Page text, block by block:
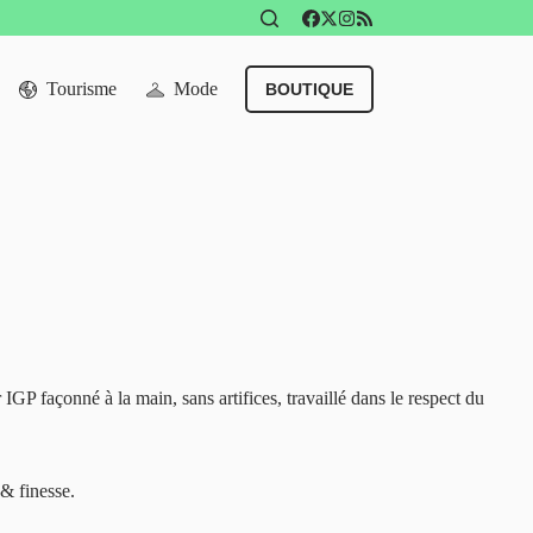
Tourisme Mode BOUTIQUE
façonné à la main, sans artifices, travaillé dans le respect du
finesse.